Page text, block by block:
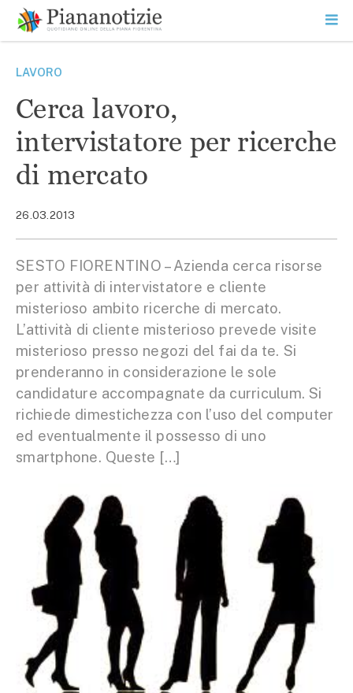
contenuto
SEARCH
LAVORO
Cerca lavoro,
intervistatore per ricerche
di mercato
26.03.2013
SESTO FIORENTINO – Azienda cerca risorse
per attività di intervistatore e cliente
misterioso ambito ricerche di mercato.
L’attività di cliente misterioso prevede visite
misterioso presso negozi del fai da te. Si
prenderanno in considerazione le sole
candidature accompagnate da curriculum. Si
richiede dimestichezza con l’uso del computer
ed eventualmente il possesso di uno
smartphone. Queste […]